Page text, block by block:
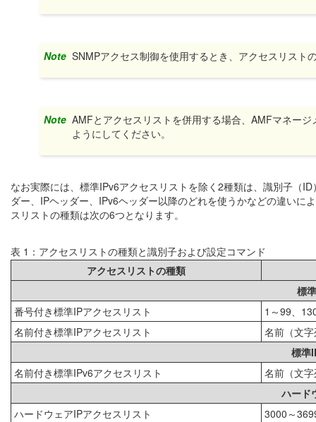
Note SNMPアクセス制御を使用するとき、アクセスリスト
Note AMFとアクセスリストを併用する場合、AMFマネー
ようにしてください。
なお実際には、標準IPv6アクセスリストを除く2種類は、識別子（
ダー、IPヘッダー、IPv6ヘッダー以降のどれを使うかなどの違い
スリストの種類は次の6つとなります。
表 1：アクセスリストの種類と識別子および設定コマンド
アクセスリストの種類
標
番号付き標準IPアクセスリスト
1～99、
名前付き標準IPアクセスリスト
名前（文
標準
名前付き標準IPv6アクセスリスト
名前（文
ハード
ハードウェアIPアクセスリスト
3000～